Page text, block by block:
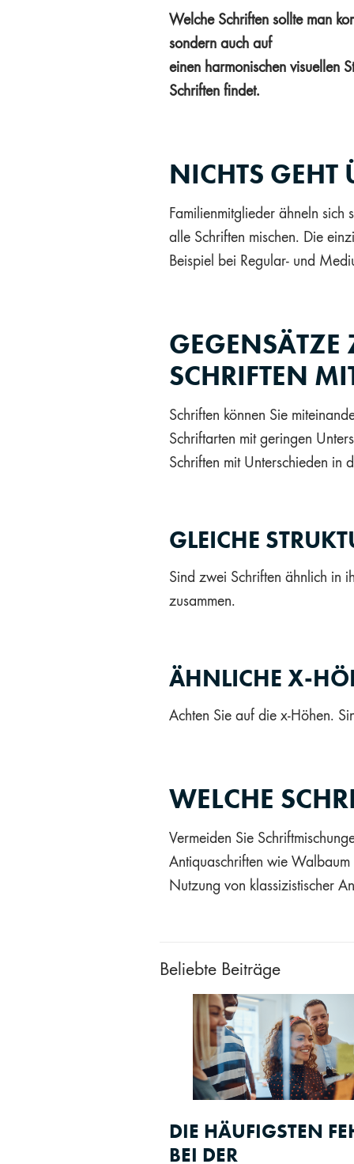
Welche Schriften sollte man
sondern auch auf
einen harmonischen visuellen
Schriften findet.
NICHTS GEHT
Familienmitglieder ähneln sich
alle Schriften mischen. Die
Beispiel bei Regular- und
SCHRIFTEN
Schriften können Sie
Schriftarten mit geringen
Schriften mit Unterschieden in
GLEICHE
Sind zwei Schriften ähnlich in
zusammen.
ÄHNLICHE X-
Achten Sie auf die x-Höhen.
WELCHE
Vermeiden Sie
Antiquaschriften wie
Nutzung von klassizistischer
Beliebte Beiträge
DIE HÄUFIGSTEN
BEI DER